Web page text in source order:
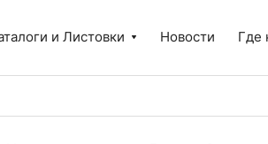
и Листовки Новости Где